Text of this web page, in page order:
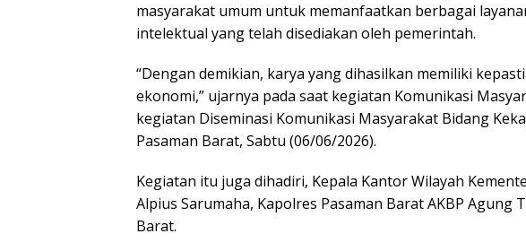
masyarakat umum untuk memanfaatkan berbagai
intelektual yang telah disediakan oleh pemerintah.
“Dengan demikian, karya yang dihasilkan memiliki
ekonomi,” ujarnya pada saat kegiatan Komunikasi
kegiatan Diseminasi Komunikasi Masyarakat Bidang
Pasaman Barat, Sabtu (06/06/2026).
Kegiatan itu juga dihadiri, Kepala Kantor Wilayah
Alpius Sarumaha, Kapolres Pasaman Barat AKBP Agung
Barat.
Launching Buku